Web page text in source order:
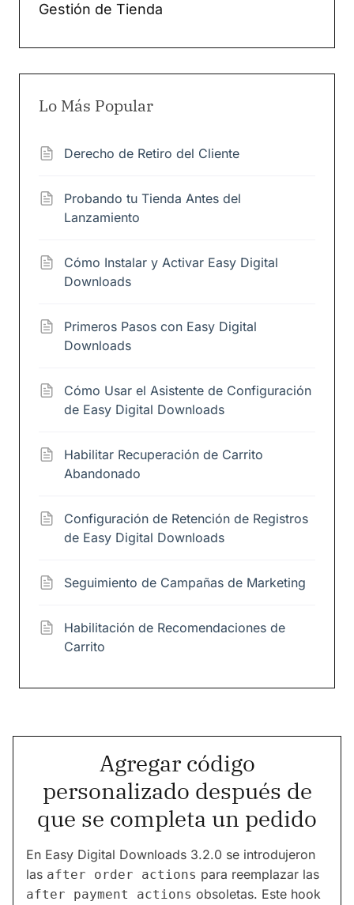
Gestión de Tienda
Lo Más Popular
Derecho de Retiro del Cliente
Probando tu Tienda Antes del
Lanzamiento
Cómo Instalar y Activar Easy Digital
Downloads
Primeros Pasos con Easy Digital
Downloads
Cómo Usar el Asistente de Configuración
de Easy Digital Downloads
Habilitar Recuperación de Carrito
Abandonado
Configuración de Retención de Registros
de Easy Digital Downloads
Seguimiento de Campañas de Marketing
Habilitación de Recomendaciones de
Carrito
Agregar código
personalizado después de
que se completa un pedido
En Easy Digital Downloads 3.2.0 se introdujeron
las after order actions para reemplazar las
after payment actions obsoletas. Este hook